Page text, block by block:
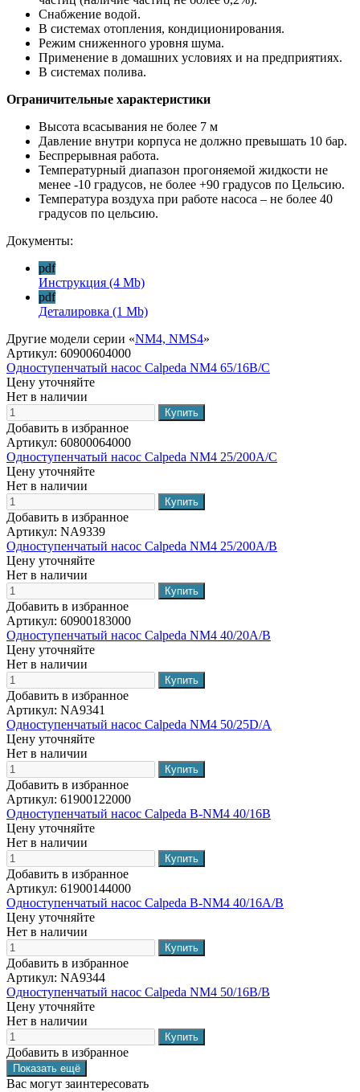
Снабжение водой.
В системах отопления, кондиционирования.
Режим сниженного уровня шума.
Применение в домашних условиях и на предприятиях.
В системах полива.
Ограничительные характеристики
Высота всасывания не более 7 м
Давление внутри корпуса не должно превышать 10 бар.
Беспрерывная работа.
Температурный диапазон прогоняемой жидкости не
менее -10 градусов, не более +90 градусов по Цельсию.
Температура воздуха при работе насоса – не более 40
градусов по цельсию.
Документы:
pdf
Инструкция (4 Mb)
pdf
Деталировка (1 Mb)
Другие модели серии «NM4, NMS4»
Артикул: 60900604000
Одноступенчатый насос Calpeda NM4 65/16B/C
Цену уточняйте
Нет в наличии
Добавить в избранное
Артикул: 60800064000
Одноступенчатый насос Calpeda NM4 25/200A/C
Цену уточняйте
Нет в наличии
Добавить в избранное
Артикул: NA9339
Одноступенчатый насос Calpeda NM4 25/200A/B
Цену уточняйте
Нет в наличии
Добавить в избранное
Артикул: 60900183000
Одноступенчатый насос Calpeda NM4 40/20A/B
Цену уточняйте
Нет в наличии
Добавить в избранное
Артикул: NA9341
Одноступенчатый насос Calpeda NM4 50/25D/A
Цену уточняйте
Нет в наличии
Добавить в избранное
Артикул: 61900122000
Одноступенчатый насос Calpeda B-NM4 40/16B
Цену уточняйте
Нет в наличии
Добавить в избранное
Артикул: 61900144000
Одноступенчатый насос Calpeda B-NM4 40/16A/B
Цену уточняйте
Нет в наличии
Добавить в избранное
Артикул: NA9344
Одноступенчатый насос Calpeda NM4 50/16B/B
Цену уточняйте
Нет в наличии
Добавить в избранное
Вас могут заинтересовать